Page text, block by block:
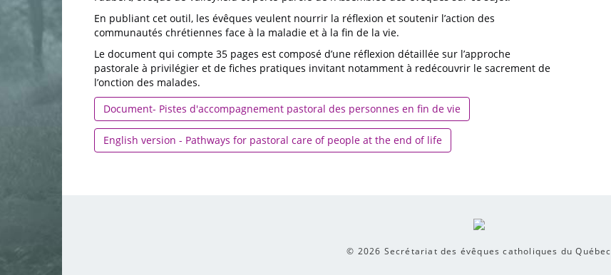
En publiant cet outil, les évêques veulent nourrir la réflexion et soutenir l’action des
communautés chrétiennes face à la maladie et à la fin de la vie.
Le document qui compte 35 pages est composé d’une réflexion détaillée sur l’approche
pastorale à privilégier et de fiches pratiques invitant notamment à redécouvrir le sacrement de
l’onction des malades.
Document- Pistes d'accompagnement pastoral des personnes en fin de vie
English version - Pathways for pastoral care of people at the end of life
© 2026 Secrétariat des évêques catholiques du Québec